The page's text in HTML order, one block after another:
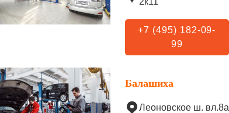
+7 (495) 182-09-
99
Балашиха
Леоновское ш. вл.8а